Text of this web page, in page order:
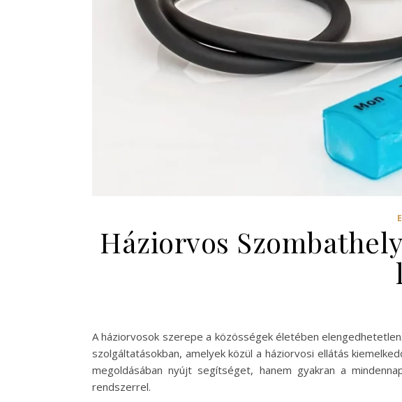
Háziorvos
A háziorvosok szerepe a közösségek életében
szolgáltatásokban, amelyek közül a háziorvosi ellátás
megoldásában nyújt segítséget, hanem gyakran a
rendszerrel.